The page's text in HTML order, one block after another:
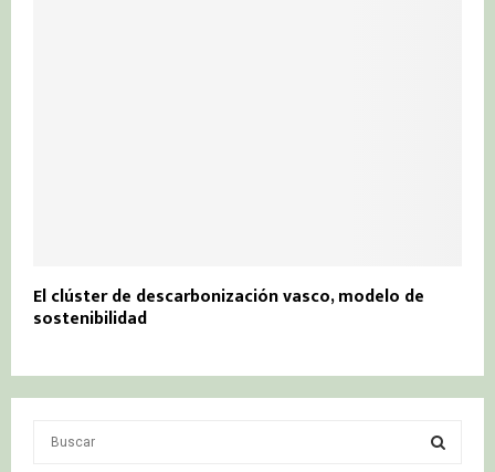
El clúster de descarbonización vasco, modelo de
sostenibilidad